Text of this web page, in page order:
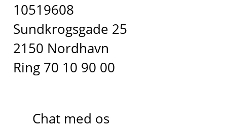
10519608
Sundkrogsgade 25
2150 Nordhavn
Ring 70 10 90 00
Chat med os